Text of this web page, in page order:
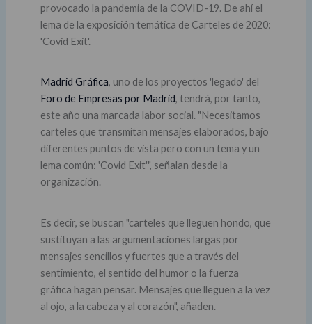
provocado la pandemia de la COVID-19. De ahí el
lema de la exposición temática de Carteles de 2020:
'Covid Exit'.
Madrid Gráfica, uno de los proyectos 'legado' del
Foro de Empresas por Madrid, tendrá, por tanto,
este año una marcada labor social. "Necesitamos
carteles que transmitan mensajes elaborados, bajo
diferentes puntos de vista pero con un tema y un
lema común: 'Covid Exit'", señalan desde la
organización.
Es decir, se buscan "carteles que lleguen hondo, que
sustituyan a las argumentaciones largas por
mensajes sencillos y fuertes que a través del
sentimiento, el sentido del humor o la fuerza
gráfica hagan pensar. Mensajes que lleguen a la vez
al ojo, a la cabeza y al corazón", añaden.